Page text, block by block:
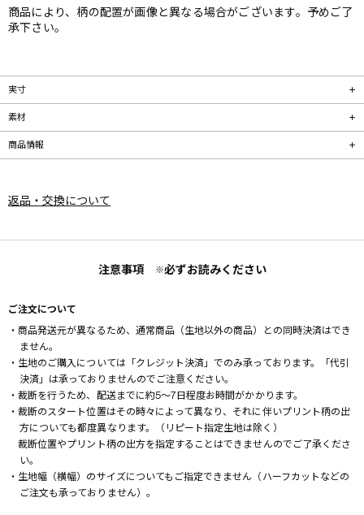
商品により、柄の配置が画像と異なる場合がございます。予めご了
承下さい。
実寸
素材
商品情報
返品・交換について
注意事項 ※必ずお読みください
ご注文について
・商品発送元が異なるため、通常商品（生地以外の商品）との同時決済はでき
ません。
・生地のご購入については「クレジット決済」でのみ承っております。「代引
決済」は承っておりませんのでご注意ください。
・裁断を行うため、配送までに約5～7日程度お時間がかかります。
・裁断のスタート位置はその時々によって異なり、それに伴いプリント柄の出
方についても都度異なります。（リピート指定生地は除く）
裁断位置やプリント柄の出方を指定することはできませんのでご了承くださ
い。
・生地幅（横幅）のサイズについてもご指定できません（ハーフカットなどの
ご注文も承っておりません）。